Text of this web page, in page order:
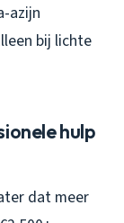
azijn
bij lichte
hulp
dat meer